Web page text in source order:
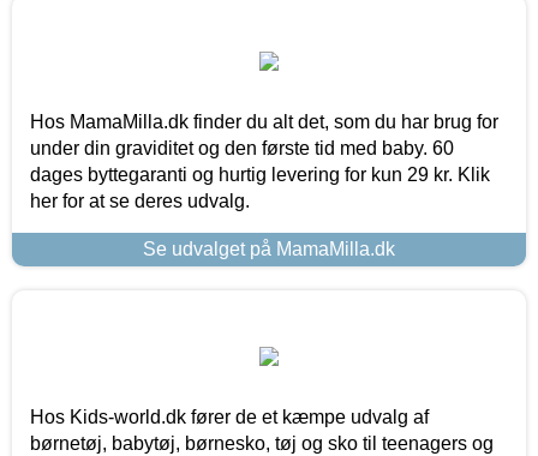
Hos MamaMilla.dk finder du alt det, som du har brug for
under din graviditet og den første tid med baby. 60
dages byttegaranti og hurtig levering for kun 29 kr. Klik
her for at se deres udvalg.
Se udvalget på MamaMilla.dk
Hos Kids-world.dk fører de et kæmpe udvalg af
børnetøj, babytøj, børnesko, tøj og sko til teenagers og